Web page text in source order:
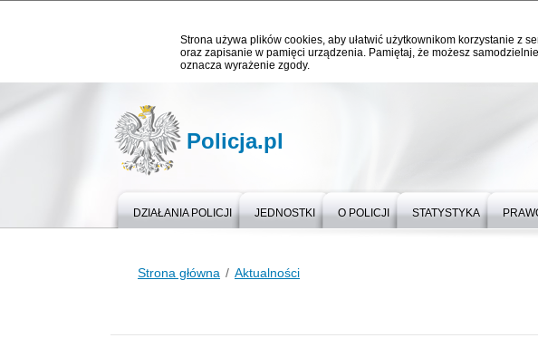
Strona używa plików cookies, aby ułatwić użytkownikom korzystanie z
oraz zapisanie w pamięci urządzenia. Pamiętaj, że możesz
oznacza wyrażenie zgody.
Policja.pl
DZIAŁANIA POLICJI JEDNOSTKI O POLICJI STATYSTYKA
Strona główna Aktualności